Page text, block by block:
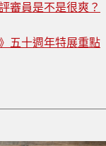
審員是不是很爽？
五十週年特展重點